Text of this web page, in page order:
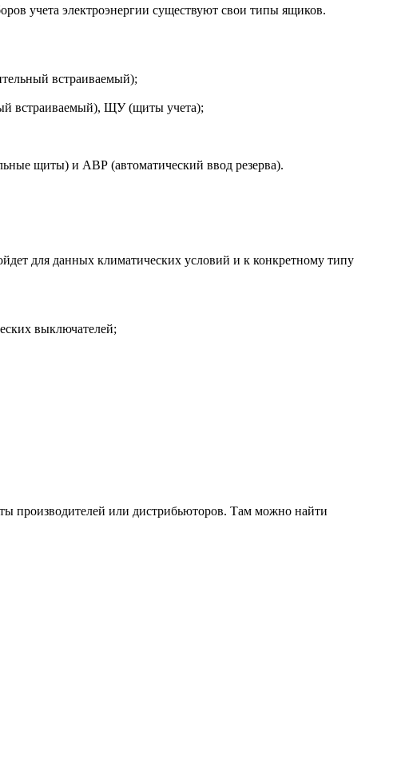
учета электроэнергии существуют свои типы ящиков.
встраиваемый);
встраиваемый), ЩУ (щиты учета);
щиты) и АВР (автоматический ввод резерва).
для данных климатических условий и к конкретному типу
выключателей;
производителей или дистрибьюторов. Там можно найти